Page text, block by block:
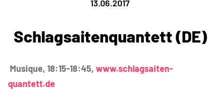
13.06.2017
Schlagsaitenquantett (DE)
Musique, 18:15-18:45, www.schlagsaiten-
quantett.de